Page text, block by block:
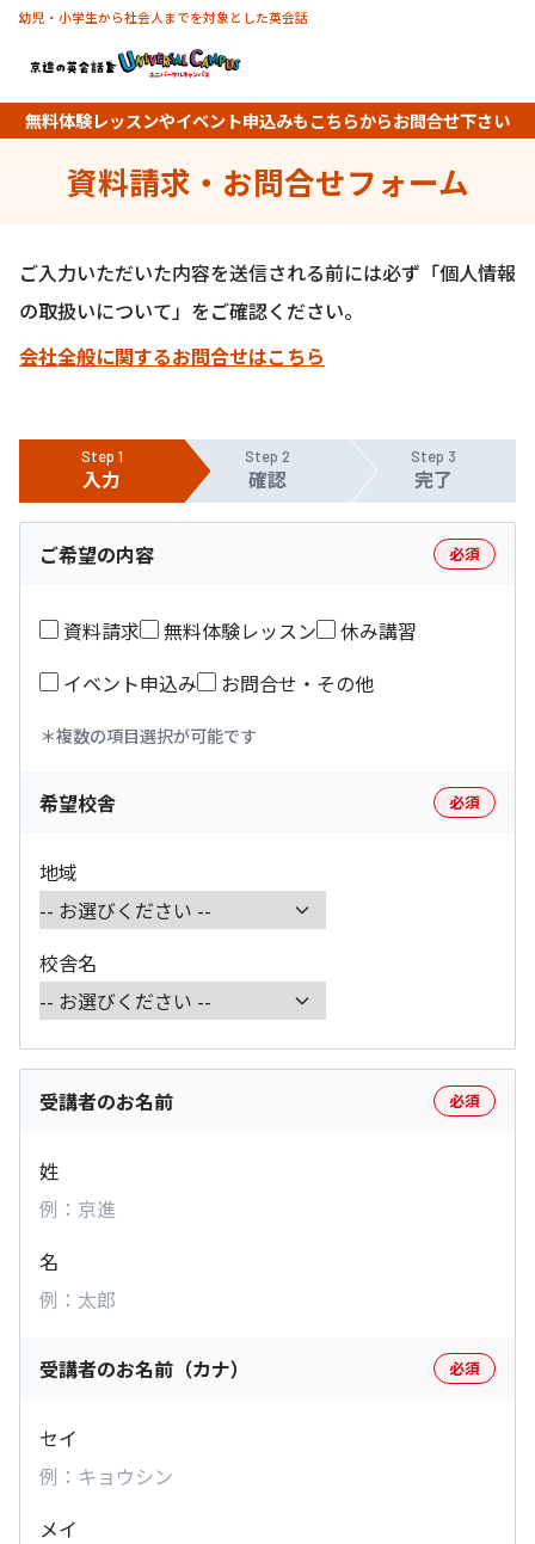
幼児・小学生から社会人までを対象とした英会話
資料請求・お問合せフォーム
無料体験レッスンやイベント申込みもこちらからお問合せ下さい
ご入力いただいた内容を送信される前には必ず「個人情報
の取扱いについて」をご確認ください。
会社全般に関するお問合せはこちら
Step 1
入力
Step 2
確認
Step 3
完了
ご希望の内容 必須
資料請求 無料体験レッスン
休み講習
イベント申込み
お問合せ・その他
複数の項目選択が可能です
希望校舎 必須
地域
校舎名
受講者のお名前 必須
姓
名
受講者のお名前（カナ） 必須
セイ
メイ